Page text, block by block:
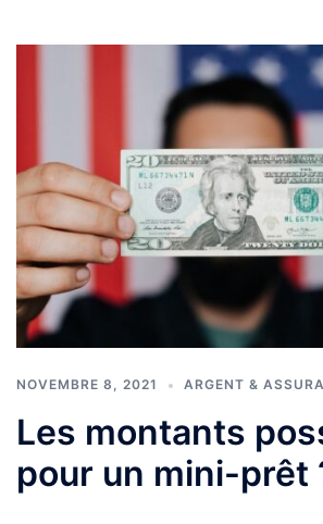
NOVEMBRE 8, 2021 ARGENT &
Les montants
pour un mini-prêt